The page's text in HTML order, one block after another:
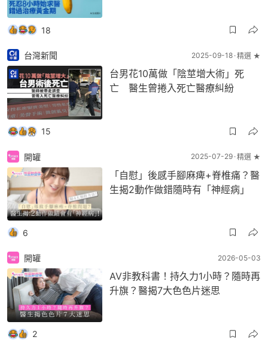
18
台灣新聞 2025-09-18 精選 ★
台男花10萬做「陰莖增大術」死
亡 醫生曾捲入死亡醫療糾紛
15
開罐 2025-07-29 精選 ★
「自慰」後感手腳麻痺+脊椎痛？醫
生揭2動作做錯隨時有「神經病」
6
開罐 2026-05-03
AV非教科書！持久力1小時？隨時再
升旗？醫揭7大色色片迷思
2